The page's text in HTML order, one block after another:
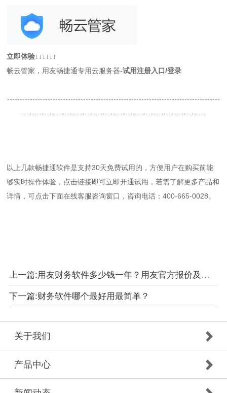
立即体验↓↓↓↓↓↓
畅云管家，用友畅捷通专用云服务器-试用注册入口/登录
------------------------------------------------------------------------------------
-------------------------------------------------------------------------
以上几款畅捷通软件是支持30天免费试用的，方便用户在购买前能
够实时操作体验，点击链接即可立即开通试用，若需了解更多产品和
详情，可点击下面在线客服咨询窗口，咨询电话：400-665-0028。
上一篇:用友财务软件多少钱一年？用友官方报价及优惠价一览！
下一篇:财务软件哪个最好用最简单？
关于我们
产品中心